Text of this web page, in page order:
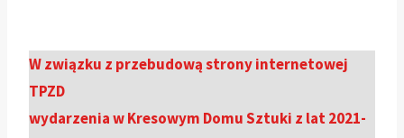
W związku z przebudową strony internetowej
TPZD
wydarzenia w Kresowym Domu Sztuki z lat 2021-